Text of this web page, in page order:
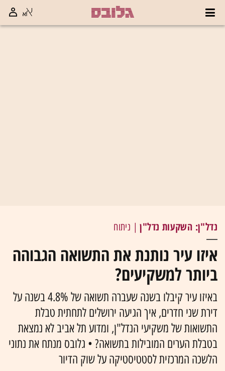
נדל"ן: השקעות נדל"ן| ניתוח
איזו עיר נותנת את התשואה הגבוהה
ביותר למשקיעים?
באיזו עיר קיבלו בשנה שעברה תשואה של 4.8% בשנה על
דירת שני חדרים, איך הגיעה ירושלים לתחתית טבלת
התשואות של משקיעי הנדל"ן, ומדוע תל אביב לא נמצאת
בטבלת הערים המובילות בתשואה? • גלובס מנתח את נתוני
הלשכה המרכזית לסטטיסטיקה על שוק הדיור